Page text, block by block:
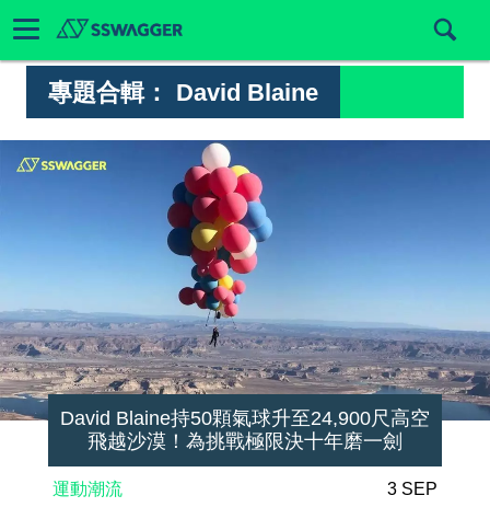
專題合輯： David Blaine
David Blaine持50顆氣球升至24,900尺高空
飛越沙漠！為挑戰極限決十年磨一劍
運動潮流 3 SEP